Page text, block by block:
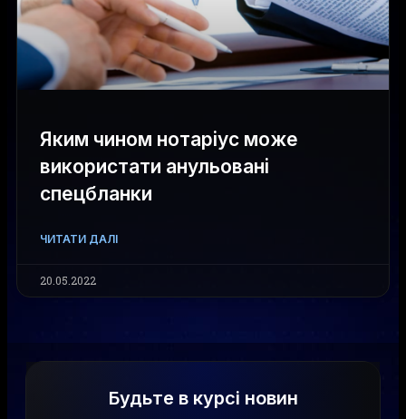
Яким чином нотаріус може
використати анульовані
спецбланки
ЧИТАТИ ДАЛІ
20.05.2022
Будьте в курсі новин